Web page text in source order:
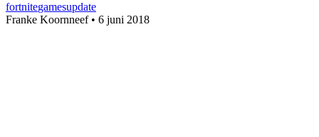
fortnitegamesupdate
Franke Koornneef• 6 juni 2018